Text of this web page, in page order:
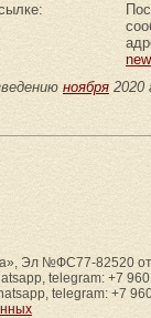
ноября 2020
Эл №ФС77-82520
telegram: +7
telegram: +7